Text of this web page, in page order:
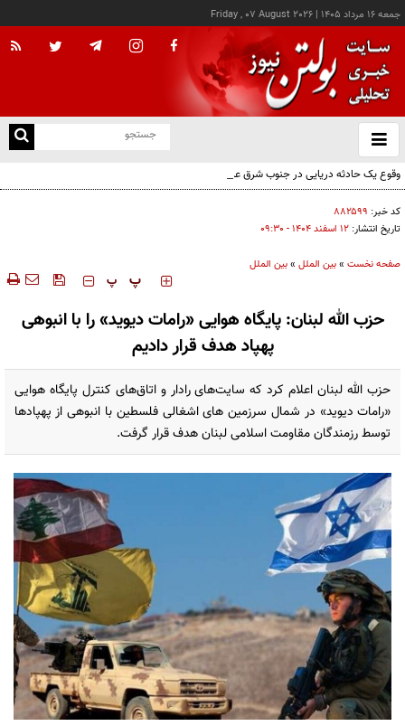
جمعه ۱۶ مرداد ۱۴۰۵ |
Friday , 07 August 2026
باز
و
وقوع یک حادثه دریایی در جنوب شرق عدن
کد خبر: ۸۸۲۵۹۹
تاریخ انتشار: ۱۲ اسفند ۱۴۰۴ - ۰۹:۳۰
صفحه نخست »بین الملل »بین الملل
‍‍‍ پ پ
حزب الله لبنان: پایگاه هوایی «رامات دیوید» را با انبوهی
پهپاد هدف قرار دادیم
حزب الله لبنان اعلام کرد که سایت‌های رادار و اتاق‌های کنترل پایگاه هوایی
«رامات دیوید» در شمال سرزمین های اشغالی فلسطین با انبوهی از پهپادها
توسط رزمندگان مقاومت اسلامی لبنان هدف قرار گرفت.